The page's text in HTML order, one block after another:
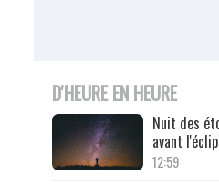
D'HEURE EN HEURE
Nuit des
avant
12:59